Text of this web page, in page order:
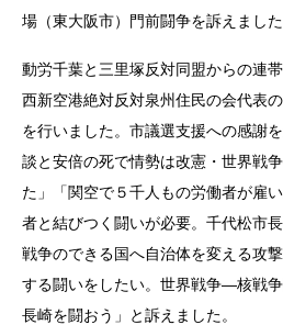
場（東大阪市）門前闘争を訴えました
動労千葉と三里塚反対同盟からの連
西新空港絶対反対泉州住民の会代表
を行いました。市議選支援への感謝
談と安倍の死で情勢は改憲・世界戦
た」「関空で５千人もの労働者が雇
者と結びつく闘いが必要。千代松市
戦争のできる国へ自治体を変える攻
する闘いをしたい。世界戦争―核戦
長崎を闘おう」と訴えました。